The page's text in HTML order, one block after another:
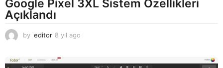
Google Pixel 3XL Sistem Özellikleri
Açıklandı
by editor 8 yıl ago
l